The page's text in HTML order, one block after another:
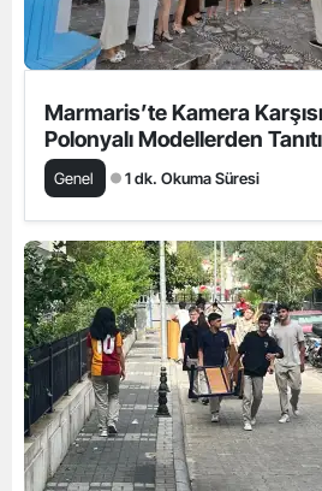
Marmaris’te Kamera
Polonyalı Modellerden
Genel 1 dk. Okuma Süresi